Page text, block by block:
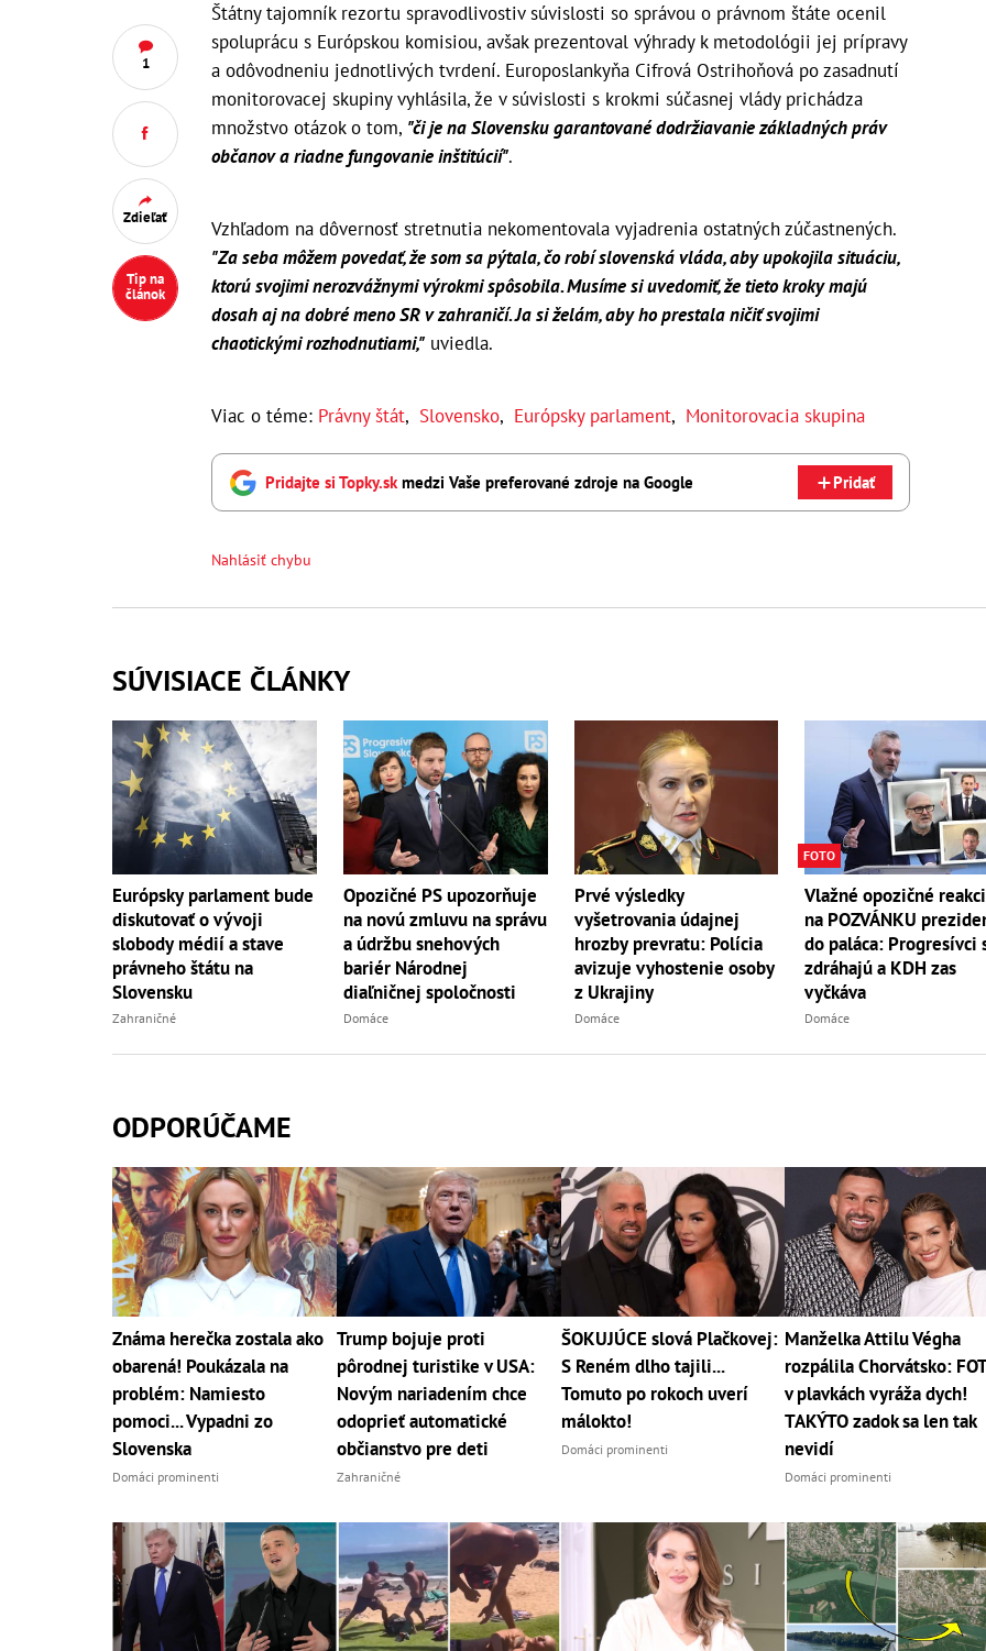
1
Zdieľať
Tip na
článok
Štátny tajomník rezortu spravodlivostiv súvislosti so správou o právnom štáte ocenil
spoluprácu s Európskou komisiou, avšak prezentoval výhrady k metodológii jej prípravy
a odôvodneniu jednotlivých tvrdení. Europoslankyňa Cifrová Ostrihoňová po zasadnutí
monitorovacej skupiny vyhlásila, že v súvislosti s krokmi súčasnej vlády prichádza
množstvo otázok o tom, "či je na Slovensku garantované dodržiavanie základných práv
občanov a riadne fungovanie inštitúcií".
Vzhľadom na dôvernosť stretnutia nekomentovala vyjadrenia ostatných zúčastnených.
"Za seba môžem povedať, že som sa pýtala, čo robí slovenská vláda, aby upokojila situáciu,
ktorú svojimi nerozvážnymi výrokmi spôsobila. Musíme si uvedomiť, že tieto kroky majú
dosah aj na dobré meno SR v zahraničí. Ja si želám, aby ho prestala ničiť svojimi
chaotickými rozhodnutiami," uviedla.
Viac o téme: Právny štát, Slovensko, Európsky parlament, Monitorovacia skupina
Pridajte si Topky.skmedzi Vaše preferované zdroje na Google Pridať
Nahlásiť chybu
SÚVISIACE ČLÁNKY
Európsky parlament bude
diskutovať o vývoji
slobody médií a stave
právneho štátu na
Slovensku
Zahraničné
Opozičné PS upozorňuje
na novú zmluvu na správu
a údržbu snehových
bariér Národnej
diaľničnej spoločnosti
Domáce
Prvé výsledky
vyšetrovania údajnej
hrozby prevratu: Polícia
avizuje vyhostenie osoby
z Ukrajiny
Domáce
FOTO
Vlažné opozičné
na POZVÁNKU
do paláca: Progresívci
zdráhajú a KDH zas
vyčkáva
Domáce
ODPORÚČAME
Známa herečka zostala ako
obarená! Poukázala na
problém: Namiesto
pomoci... Vypadni zo
Slovenska
Domáci prominenti
Trump bojuje proti
pôrodnej turistike v USA:
Novým nariadením chce
odoprieť automatické
občianstvo pre deti
Zahraničné
ŠOKUJÚCE slová Plačkovej:
S Reném dlho tajili...
Tomuto po rokoch uverí
málokto!
Domáci prominenti
Manželka Attilu Végha
rozpálila Chorvátsko:
v plavkách vyráža dych!
TAKÝTO zadok sa len tak
nevidí
Domáci prominenti